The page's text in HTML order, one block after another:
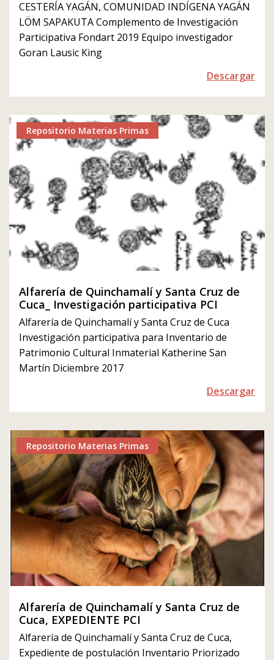
CESTERÍA YAGÁN, COMUNIDAD INDÍGENA YAGÁN
LÖM SAPAKUTA Complemento de Investigación
Participativa Fondart 2019 Equipo investigador
Goran Lausic King
Descargar
Repositorio Materias Primas
Alfarería de Quinchamalí y Santa Cruz de
Cuca_ Investigación participativa PCI
Alfarería de Quinchamalí y Santa Cruz de Cuca
Investigación participativa para Inventario de
Patrimonio Cultural Inmaterial Katherine San
Martín Diciembre 2017
Descargar
Repositorio Materias Primas
Alfarería de Quinchamalí y Santa Cruz de
Cuca, EXPEDIENTE PCI
Alfarería de Quinchamalí y Santa Cruz de Cuca,
Expediente de postulación Inventario Priorizado